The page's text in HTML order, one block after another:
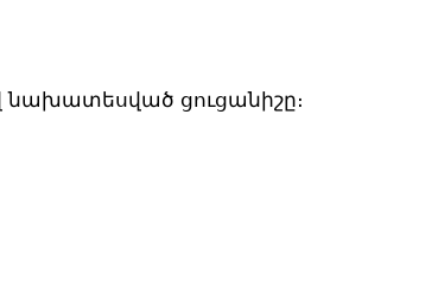
նախատեսված ցուցանիշը։